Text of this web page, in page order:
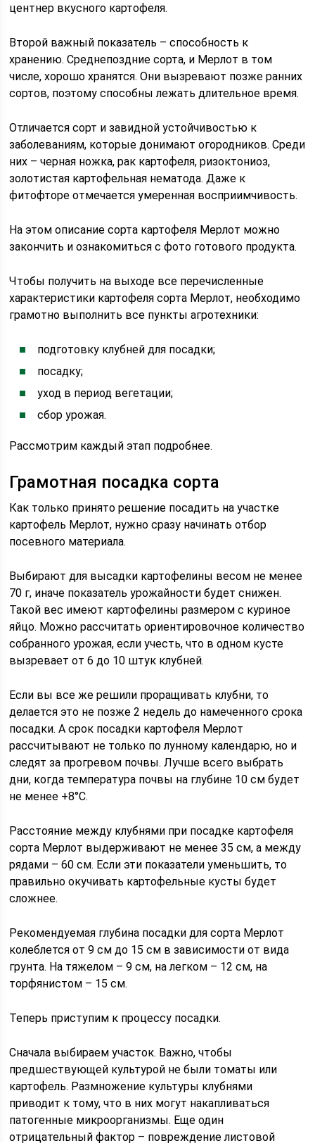
центнер вкусного картофеля.
Второй важный показатель – способность к
хранению. Среднепоздние сорта, и Мерлот в том
числе, хорошо хранятся. Они вызревают позже ранних
сортов, поэтому способны лежать длительное время.
Отличается сорт и завидной устойчивостью к
заболеваниям, которые донимают огородников. Среди
них – черная ножка, рак картофеля, ризоктониоз,
золотистая картофельная нематода. Даже к
фитофторе отмечается умеренная восприимчивость.
На этом описание сорта картофеля Мерлот можно
закончить и ознакомиться с фото готового продукта.
Чтобы получить на выходе все перечисленные
характеристики картофеля сорта Мерлот, необходимо
грамотно выполнить все пункты агротехники:
подготовку клубней для посадки;
посадку;
уход в период вегетации;
сбор урожая.
Рассмотрим каждый этап подробнее.
Грамотная посадка сорта
Как только принято решение посадить на участке
картофель Мерлот, нужно сразу начинать отбор
посевного материала.
Выбирают для высадки картофелины весом не менее
70 г, иначе показатель урожайности будет снижен.
Такой вес имеют картофелины размером с куриное
яйцо. Можно рассчитать ориентировочное количество
собранного урожая, если учесть, что в одном кусте
вызревает от 6 до 10 штук клубней.
Если вы все же решили проращивать клубни, то
делается это не позже 2 недель до намеченного срока
посадки. А срок посадки картофеля Мерлот
рассчитывают не только по лунному календарю, но и
следят за прогревом почвы. Лучше всего выбрать
дни, когда температура почвы на глубине 10 см будет
не менее +8°С.
Расстояние между клубнями при посадке картофеля
сорта Мерлот выдерживают не менее 35 см, а между
рядами – 60 см. Если эти показатели уменьшить, то
правильно окучивать картофельные кусты будет
сложнее.
Рекомендуемая глубина посадки для сорта Мерлот
колеблется от 9 см до 15 см в зависимости от вида
грунта. На тяжелом – 9 см, на легком – 12 см, на
торфянистом – 15 см.
Теперь приступим к процессу посадки.
Сначала выбираем участок. Важно, чтобы
предшествующей культурой не были томаты или
картофель. Размножение культуры клубнями
приводит к тому, что в них могут накапливаться
патогенные микроорганизмы. Еще один
отрицательный фактор – повреждение листовой